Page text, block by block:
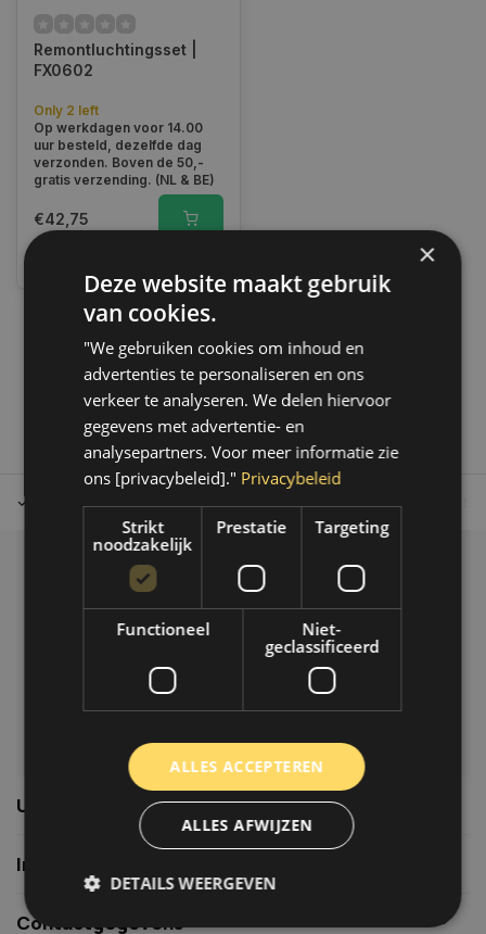
Remontluchtingsset |
FX0602
Only 2 left
Op werkdagen voor 14.00
uur besteld, dezelfde dag
verzonden. Boven de 50,-
gratis verzending. (NL & BE)
€42,75
1
Tot 30 dagen retour sturen. Op werkdagen voor 14.00 uur
Klantenservice
Veelgestelde vragen
06-39119169
info@autoklusser.nl
Usefull links
Informatie
Contactgegevens
×
Deze website maakt gebruik
van cookies.
"We gebruiken cookies om inhoud en
advertenties te personaliseren en ons
verkeer te analyseren. We delen hiervoor
gegevens met advertentie- en
analysepartners. Voor meer informatie zie
ons [privacybeleid]." Privacybeleid
Strikt
noodzakelijk
Prestatie Targeting
Functioneel
Niet-
geclassificeerd
ALLES ACCEPTEREN
ALLES AFWIJZEN
DETAILS WEERGEVEN